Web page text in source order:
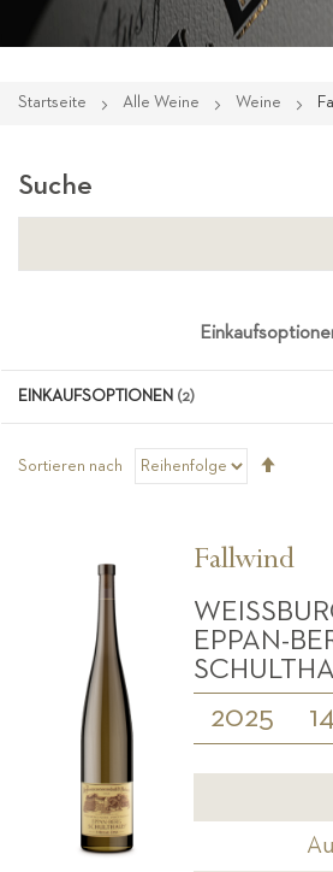
Startseite Alle Weine Weine
Sortieren nach
Fallwind
PPAN-
2025
Suche
EINKAUFSOPTIONEN